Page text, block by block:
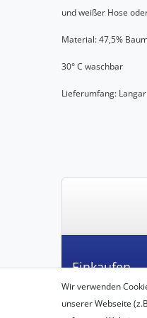
und weißer Hose
Material: 47,5%
30° C waschbar
Lieferumfang:
Einkaufen
Zahlungsarten
Versandarten & -
Wir verwenden
unserer Webseite